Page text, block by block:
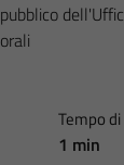
Tempo
1 min